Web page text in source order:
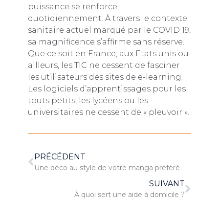
puissance se renforce
quotidiennement. À travers le contexte
sanitaire actuel marqué par le COVID 19,
sa magnificence s’affirme sans réserve.
Que ce soit en France, aux Etats unis ou
ailleurs, les TIC ne cessent de fasciner
les utilisateurs des sites de e-learning.
Les logiciels d’apprentissages pour les
touts petits, les lycéens ou les
universitaires ne cessent de « pleuvoir ».
PRÉCÉDENT
Une déco au style de votre manga préféré
SUIVANT
À quoi sert une aide à domicile ?